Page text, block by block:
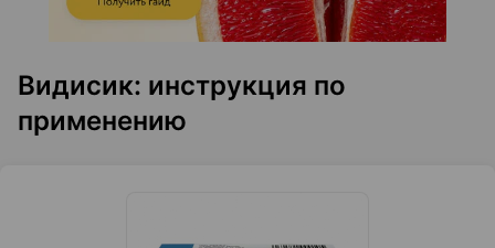
Видисик: инструкция по
применению